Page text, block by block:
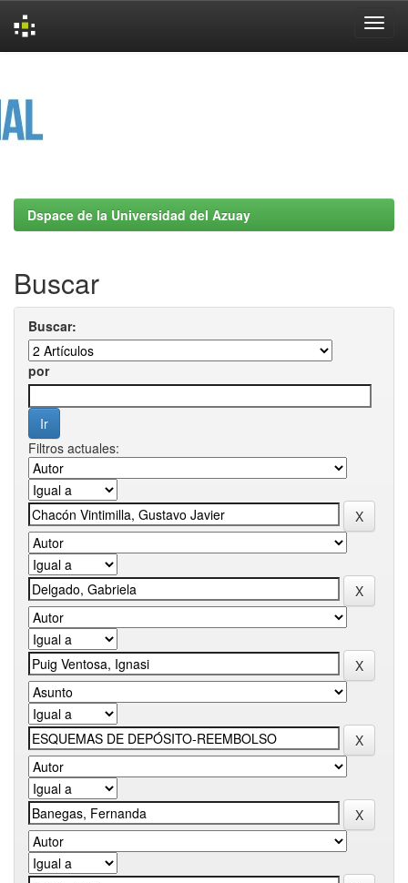
Dspace de la Universidad del Azuay
Buscar
Buscar:
por
Filtros actuales: